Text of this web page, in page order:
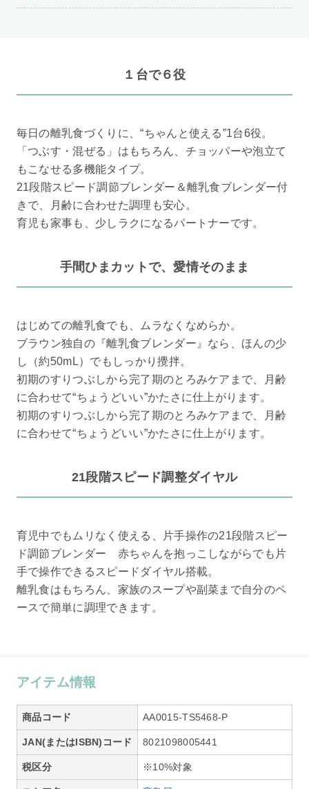
１台で６役
毎日の離乳食づくりに、“ちゃんと使える”1台6役。
「つぶす・混ぜる」はもちろん、チョッパーや泡立て
もこなせる多機能タイプ。
21段階スピード調節ブレンダー＆離乳食ブレンダー付
きで、月齢に合わせた調理も安心。
育児も家事も、少しラクになるパートナーです。
手間ひまカットで、愛情そのまま
はじめての離乳食でも、ムラなくなめらか。
ブラウン独自の『離乳食ブレンダー』なら、ほんの少
し（約50mL）でもしっかり攪拌。
初期のすりつぶしから完了期のとろみケアまで、月齢
に合わせて“ちょうどいい”かたさに仕上がります。
初期のすりつぶしから完了期のとろみケアまで、月齢
に合わせて“ちょうどいい”かたさに仕上がります。
21段階スピード調整ダイヤル
育児中でもムリなく使える、片手操作の21段階スピー
ド調節ブレンダー 赤ちゃんを抱っこしながらでも片
手で操作できるスピードダイヤル搭載。
離乳食はもちろん、家族のスープや副菜まで自分のペ
ースで簡単に調理できます。
アイテム情報
商品コード AA0015-TS5468-P
JAN(またはISBN)コード 8021098005441
税区分 ※10%対象